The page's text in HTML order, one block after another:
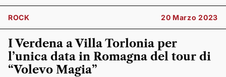
ROCK 20 Marzo 2023
I Verdena a Villa Torlonia per
l’unica data in Romagna del tour di
“Volevo Magia”